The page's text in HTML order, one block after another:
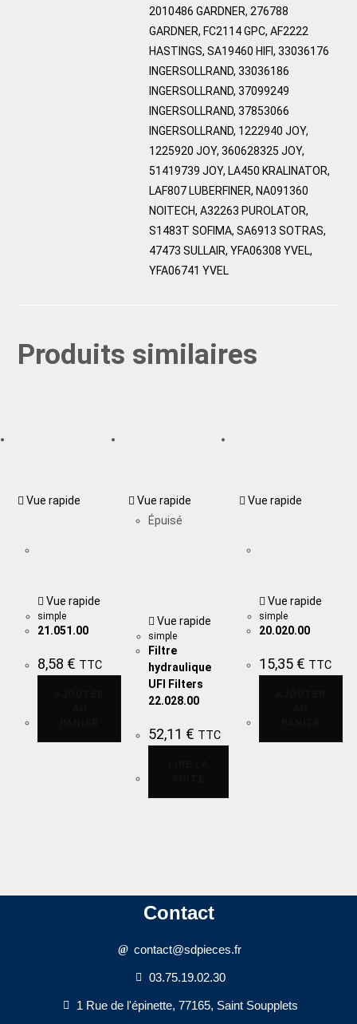
2010486 GARDNER, 276788
GARDNER, FC2114 GPC, AF2222
HASTINGS, SA19460 HIFI, 33036176
INGERSOLLRAND, 33036186
INGERSOLLRAND, 37099249
INGERSOLLRAND, 37853066
INGERSOLLRAND, 1222940 JOY,
1225920 JOY, 360628325 JOY,
51419739 JOY, LA450 KRALINATOR,
LAF807 LUBERFINER, NA091360
NOITECH, A32263 PUROLATOR,
S1483T SOFIMA, SA6913 SOTRAS,
47473 SULLAIR, YFA06308 YVEL,
YFA06741 YVEL
Produits similaires
Vue rapide
Vue rapide
simple
21.051.00
8,58 € TTC
Vue rapide
Épuisé
Vue rapide
simple
Filtre
hydraulique
UFI Filters
22.028.00
52,11 € TTC
Vue rapide
Vue rapide
simple
20.020.00
15,35 € TTC
Contact
contact@sdpieces.fr
03.75.19.02.30
1 Rue de l'épinette, 77165, Saint Soupplets